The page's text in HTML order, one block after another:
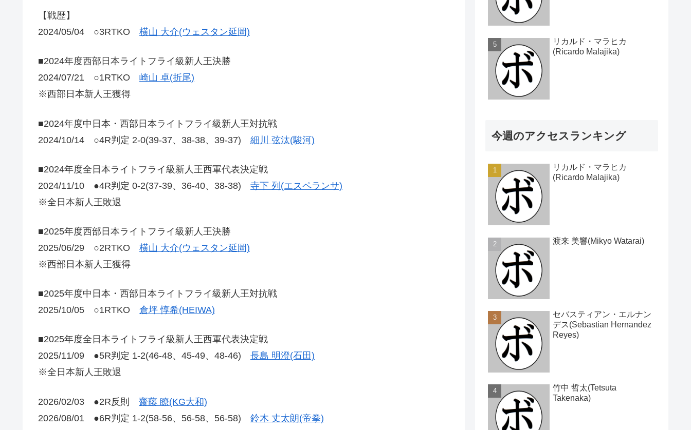
【戦歴】
2024/05/04 ○3RTKO 横山 大介(ウェスタン延岡)
■2024年度西部日本ライトフライ級新人王決勝
2024/07/21 ○1RTKO 崎山 卓(折尾)
※西部日本新人王獲得
■2024年度中日本・西部日本ライトフライ級新人王対抗戦
2024/10/14 ○4R判定 2-0(39-37、38-38、39-37) 細川 弦汰(駿河)
■2024年度全日本ライトフライ級新人王西軍代表決定戦
2024/11/10 ●4R判定 0-2(37-39、36-40、38-38) 寺下 列(エスペランサ)
※全日本新人王敗退
■2025年度西部日本ライトフライ級新人王決勝
2025/06/29 ○2RTKO 横山 大介(ウェスタン延岡)
※西部日本新人王獲得
■2025年度中日本・西部日本ライトフライ級新人王対抗戦
2025/10/05 ○1RTKO 倉坪 惇希(HEIWA)
■2025年度全日本ライトフライ級新人王西軍代表決定戦
2025/11/09 ●5R判定 1-2(46-48、45-49、48-46) 長島 明澄(石田)
※全日本新人王敗退
2026/02/03 ●2R反則 齋藤 瞭(KG大和)
2026/08/01 ●6R判定 1-2(58-56、56-58、56-58) 鈴木 丈太朗(帝拳)
リカルド・マラヒカ
(Ricardo Malajika)
今週のアクセスランキング
リカルド・マラヒカ
(Ricardo Malajika)
渡来 美響(Mikyo Watarai)
セバスティアン・エルナン
デス(Sebastian Hernandez
Reyes)
竹中 哲太(Tetsuta
Takenaka)